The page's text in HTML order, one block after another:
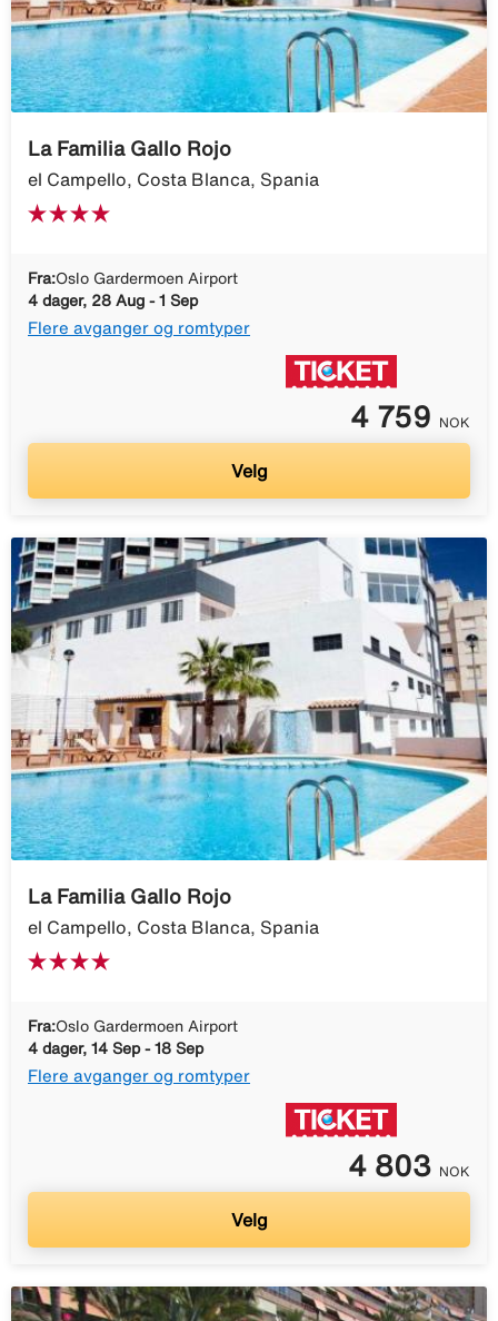
La Familia Gallo Rojo
el Campello, Costa Blanca, Spania
Fra:Oslo Gardermoen Airport
4 dager, 28 Aug - 1 Sep
Flere avganger og romtyper
4 759 NOK
Velg
La Familia Gallo Rojo
el Campello, Costa Blanca, Spania
Fra:Oslo Gardermoen Airport
4 dager, 14 Sep - 18 Sep
Flere avganger og romtyper
4 803 NOK
Velg